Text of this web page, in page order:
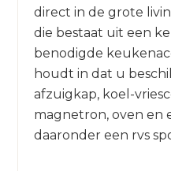
direct in de grote
die bestaat uit een
benodigde
houdt in dat u
afzuigkap, koel-
magnetron, oven en
daaronder een rvs